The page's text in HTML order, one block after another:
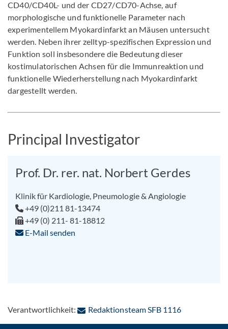
CD40/CD40L- und der CD27/CD70-Achse, auf
morphologische und funktionelle Parameter nach
experimentellem Myokardinfarkt an Mäusen untersucht
werden. Neben ihrer zelltyp-spezifischen Expression und
Funktion soll insbesondere die Bedeutung dieser
kostimulatorischen Achsen für die Immunreaktion und
funktionelle Wiederherstellung nach Myokardinfarkt
dargestellt werden.
Principal Investigator
Prof. Dr. rer. nat. Norbert Gerdes
Klinik für Kardiologie, Pneumologie & Angiologie
+49 (0)211 81-13474
+49 (0) 211- 81-18812
E-Mail senden
Verantwortlichkeit: Redaktionsteam SFB 1116: Per E-Mail